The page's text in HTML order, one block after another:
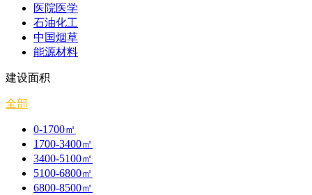
医院医学
石油化工
中国烟草
能源材料
建设面积
全部
0-1700㎡
1700-3400㎡
3400-5100㎡
5100-6800㎡
6800-8500㎡